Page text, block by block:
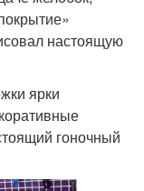
настоящую
ярки
гоночный